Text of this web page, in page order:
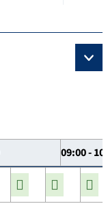
09:00 -